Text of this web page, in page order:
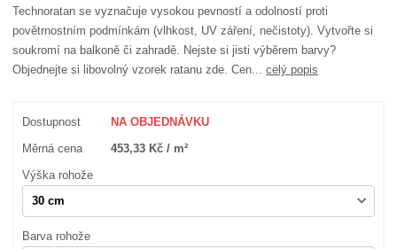
Technoratan se vyznačuje vysokou pevností a odolností proti
povětrnostním podmínkám (vlhkost, UV záření, nečistoty). Vytvořte si
soukromí na balkoně či zahradě. Nejste si jisti výběrem barvy?
Objednejte si libovolný vzorek ratanu zde. Cen...celý popis
Dostupnost NA OBJEDNÁVKU
Měrná cena 453,33 Kč / m²
Výška rohože
Barva rohože